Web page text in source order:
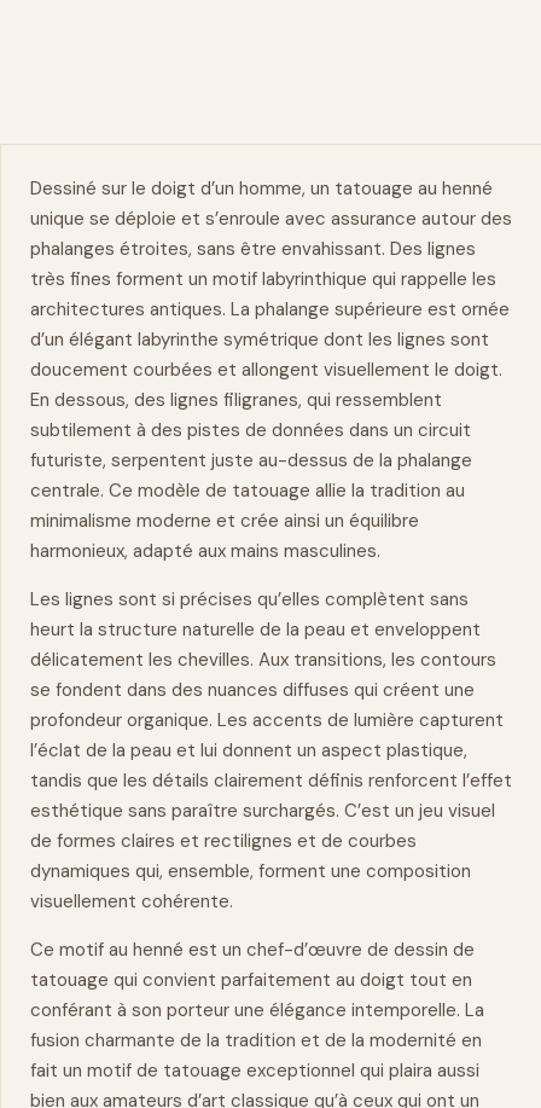
Dessiné sur le doigt d’un homme, un tatouage au henné
unique se déploie et s’enroule avec assurance autour des
phalanges étroites, sans être envahissant. Des lignes
très fines forment un motif labyrinthique qui rappelle les
architectures antiques. La phalange supérieure est ornée
d’un élégant labyrinthe symétrique dont les lignes sont
doucement courbées et allongent visuellement le doigt.
En dessous, des lignes filigranes, qui ressemblent
subtilement à des pistes de données dans un circuit
futuriste, serpentent juste au-dessus de la phalange
centrale. Ce modèle de tatouage allie la tradition au
minimalisme moderne et crée ainsi un équilibre
harmonieux, adapté aux mains masculines.
Les lignes sont si précises qu’elles complètent sans
heurt la structure naturelle de la peau et enveloppent
délicatement les chevilles. Aux transitions, les contours
se fondent dans des nuances diffuses qui créent une
profondeur organique. Les accents de lumière capturent
l’éclat de la peau et lui donnent un aspect plastique,
tandis que les détails clairement définis renforcent l’effet
esthétique sans paraître surchargés. C’est un jeu visuel
de formes claires et rectilignes et de courbes
dynamiques qui, ensemble, forment une composition
visuellement cohérente.
Ce motif au henné est un chef-d’œuvre de dessin de
tatouage qui convient parfaitement au doigt tout en
conférant à son porteur une élégance intemporelle. La
fusion charmante de la tradition et de la modernité en
fait un motif de tatouage exceptionnel qui plaira aussi
bien aux amateurs d’art classique qu’à ceux qui ont un